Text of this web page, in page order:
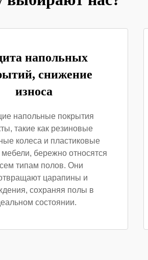
напольных
снижение
износа
напольные покрытия
такие как резиновые
колеса и пластиковые
бережно относятся
типам полов. Они
царапины и
сохраняя полы в
состоянии.